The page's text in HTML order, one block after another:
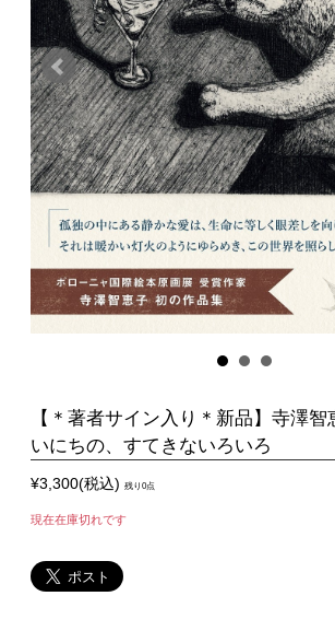
【＊著者サイン入り＊新品】寺澤
いにちの、すてきないろいろ
¥3,300(税込) 残り0点
現在在庫切れです